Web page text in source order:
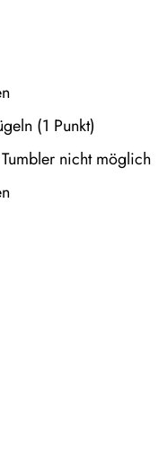
(1 Punkt)
nicht möglich